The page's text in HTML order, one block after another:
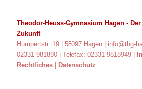
Theodor-Heuss-Gymnasium Hagen -
Zukunft
Humpertstr. 19 | 58097 Hagen | info@thg-
02331 981890 | Telefax: 02331 9818949 |
Rechtliches
Datenschutz